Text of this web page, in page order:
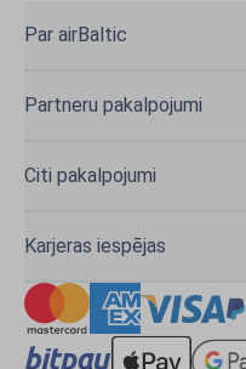
Par airBaltic
Partneru pakalpojumi
Citi pakalpojumi
Karjeras iespējas